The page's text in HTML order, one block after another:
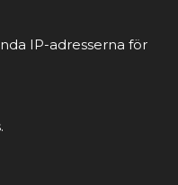
IP-adresserna för